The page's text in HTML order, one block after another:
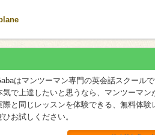
はマンツーマン専門の英会話スクールで
気で上達したいと思うなら、マンツーマン
際と同じレッスンを体験できる、無料体験
ひお試しください。